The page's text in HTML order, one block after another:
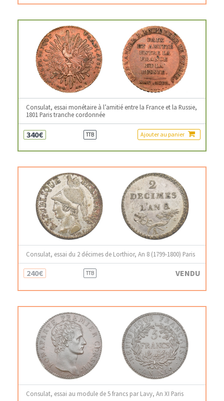
Consulat, essai monétaire à l’amitié entre la France et la Russie,
1801 Paris tranche cordonnée
340€ TTB Ajouter au panier
Consulat, essai du 2 décimes de Lorthior, An 8 (1799-1800) Paris
240€ TTB VENDU
Consulat, essai au module de 5 francs par Lavy, An XI Paris